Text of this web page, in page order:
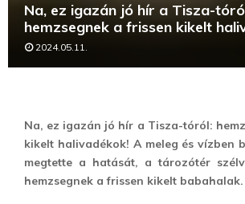
Na, ez igazán jó hír a Tisza-
hemzsegnek a frissen kikelt
2024.05.11.
Na, ez igazán jó hír a Tisza-tóról:
kikelt halivadékok! A meleg és vízben
megtette a hatását, a tározótér
hemzsegnek a frissen kikelt babahalak.